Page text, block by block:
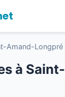
Amand-Longpré
à